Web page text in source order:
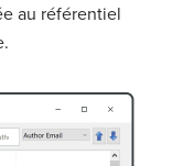
au référentiel